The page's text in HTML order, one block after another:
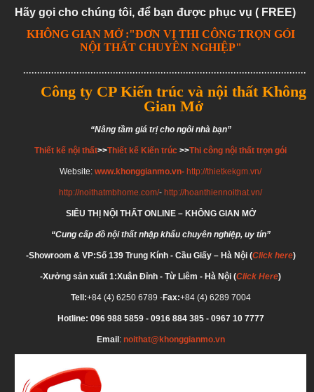
Hãy gọi cho chúng tôi, để bạn được phục vụ ( FREE)
KHÔNG GIAN MỞ :"ĐƠN VỊ THI CÔNG TRỌN GÓI
NỘI THẤT CHUYÊN NGHIỆP"
Công ty CP Kiến trúc và nội thất Không
Gian Mở
“Nâng tầm giá trị cho ngôi nhà bạn”
Thiết kế nội thất>>Thiết kế Kiến trúc >>Thi công nội thất trọn gói
Website: www.khonggianmo.vn- http://thietkekgm.vn/
http://noithatmbhome.com/- http://hoanthiennoithat.vn/
SIÊU THỊ NỘI THẤT ONLINE – KHÔNG GIAN MỞ
“Cung cấp đồ nội thất nhập khẩu chuyên nghiệp, uy tín”
-Showroom & VP:Số 139 Trung Kính - Cầu Giấy – Hà Nội (Click here)
-Xưởng sản xuất 1:Xuân Đỉnh - Từ Liêm - Hà Nội (Click Here)
Tell:+84 (4) 6250 6789 -Fax:+84 (4) 6289 7004
Hotline: 096 988 5859- 0916 884 385 - 0967 10 7777
Email: noithat@khonggianmo.vn